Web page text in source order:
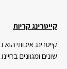
קייטרינג קריות
קייטרינג איכותי
שונים ומגוונים